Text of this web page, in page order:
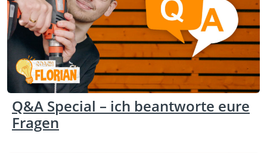
Q&A Special – ich beantworte eure
Fragen